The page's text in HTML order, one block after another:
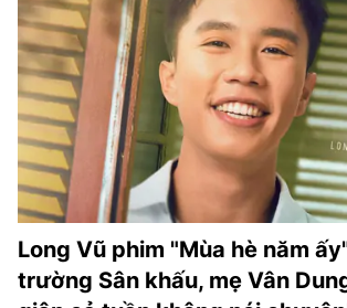
Long Vũ phim "Mùa hè năm
trường Sân khấu, mẹ Vân